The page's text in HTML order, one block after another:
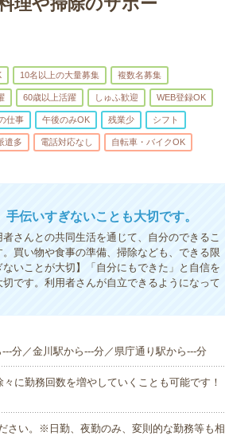
10名以上の大量募集 複数名募集
60歳以上活躍 しゅふ歓迎 WEB登録OK
仕事 午後のみOK 残業少 シフト
遣多 電話対応なし 自転車・バイクOK
伝いすぎないことも大切です。
さんとの共同生活を通じて、自分のできるこ
買い物や食事の準備、掃除なども、できる限
いことが大切】「自分にもできた」と自信を
です。利用者さんが自立できるようになって
分／金川駅から---分／県庁通り駅から---分
に勤務回数を増やしていくことも可能です！
さい。※日勤、夜勤のみ、変則的な勤務等も相